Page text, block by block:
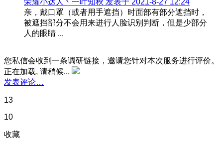
亲，戴口罩（或者用手遮挡）时面部有部分遮挡时，
被遮挡部分不会用来进行人脸识别判断，但是少部分
人的眼睛 ...
您私信会收到一条调研链接，邀请您针对本次服务进行评价。
正在加载, 请稍候...
发表评论…
13
10
收藏